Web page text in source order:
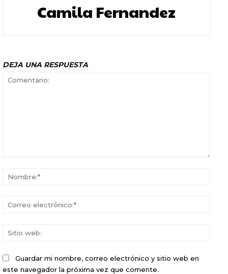
Camila Fernandez
DEJA UNA RESPUESTA
Guardar mi nombre, correo electrónico y sitio web en
este navegador la próxima vez que comente.